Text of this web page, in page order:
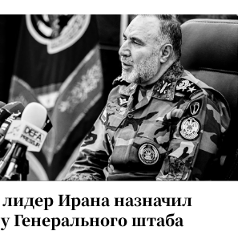
Ирана назначил
Генерального штаба